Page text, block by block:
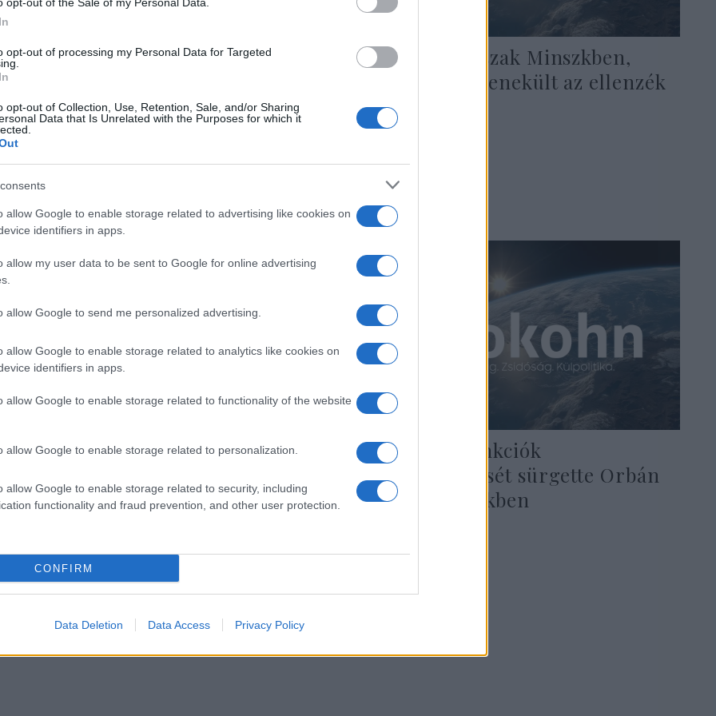
opt-out of processing my Personal Data for Targeted
opt-out of Collection, Use, Retention, Sale, and/or Sharing
Data that Is Unrelated with the Purposes for which it
allow Google to enable storage related to advertising like cookies on
identifiers in apps.
allow my user data to be sent to Google for online advertising
allow Google to send me personalized advertising.
allow Google to enable storage related to analytics like cookies on
identifiers in apps.
allow Google to enable storage related to functionality of the website
allow Google to enable storage related to personalization.
allow Google to enable storage related to security, including
functionality and fraud prevention, and other user protection.
CONFIRM
Data Deletion Data Access Privacy Policy
Mi teszi a helyzetet különlegessé
2020. augusztus 11.
Rendőri erőszak Minszkben,
Litvániába menekült az ellenzék
vezetője
2020. augusztus 11.
Az eddigi legnagyobb ellenzéki
Fehéroroszországban
2020. július 31.
Az uniós szankciók
megszüntetését sürgette Orbán
Viktor Minszkben
2020. június 5.